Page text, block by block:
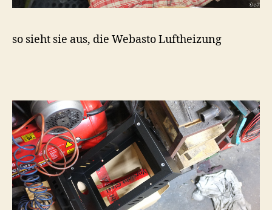
so sieht sie aus, die Webasto Luftheizung